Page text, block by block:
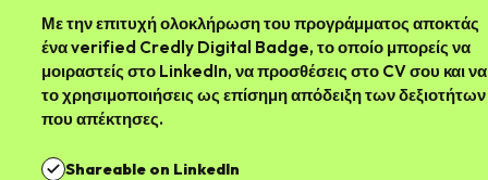
Με την επιτυχή ολοκλήρωση του προγράμματος αποκτάς
ένα verified Credly Digital Badge, το οποίο μπορείς να
μοιραστείς στο LinkedIn, να προσθέσεις στο CV σου και να
το χρησιμοποιήσεις ως επίσημη απόδειξη των δεξιοτήτων
που απέκτησες.
Shareable on LinkedIn